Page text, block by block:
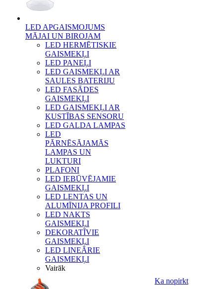
LED APGAISMOJUMS
MĀJAI UN BIROJAM
LED HERMĒTISKIE
GAISMEKĻI
LED PANEĻI
LED GAISMEKĻI AR
SAULES BATERIJU
LED FASĀDES
GAISMEKĻI
LED GAISMEKĻI AR
KUSTĪBAS SENSORU
LED GALDA LAMPAS
LED
PĀRNĒSĀJAMĀS
LAMPAS UN
LUKTURI
PLAFONI
LED IEBŪVĒJAMIE
GAISMEKĻI
LED LENTAS UN
ALUMĪNIJA PROFILI
LED NAKTS
GAISMEKĻI
DEKORATĪVIE
GAISMEKĻI
LED LINEĀRIE
GAISMEKĻI
Vairāk
Ka nopirkt